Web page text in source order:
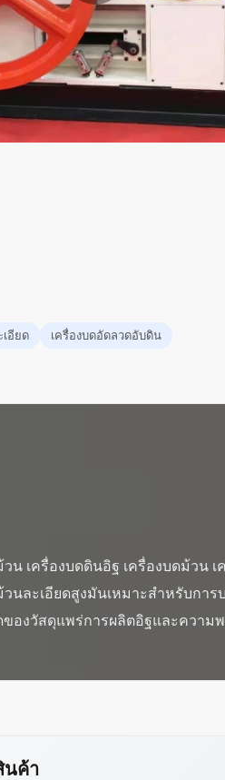
เอียด เครื่องบดอัดลวดอับดิน
วน เครื่องบดดินอิฐ เครื่องบดม้วน
วนละเอียดสูงมันเหมาะสําหรับกา
นค้า